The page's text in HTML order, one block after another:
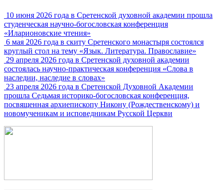
10 июня 2026 года в Сретенской духовной академии прошла
студенческая научно-богословская конференция
«Иларионовские чтения»
6 мая 2026 года в скиту Сретенского монастыря состоялся
круглый стол на тему «Язык. Литература. Православие»
29 апреля 2026 года в Сретенской духовной академии
состоялась научно-практическая конференция «Слова в
наследии, наследие в словах»
23 апреля 2026 года в Сретенской Духовной Академии
прошла Седьмая историко-богословская конференция,
посвященная архиепископу Никону (Рождественскому) и
новомученикам и исповедникам Русской Церкви